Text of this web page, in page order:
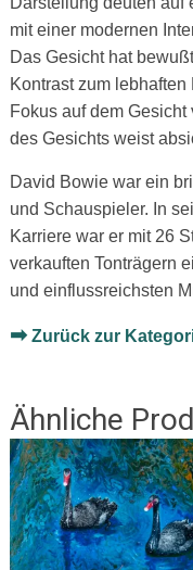
mit einer modernen
Das Gesicht hat
Kontrast zum
Fokus auf dem
des Gesichts weist
David Bowie war ein
und Schauspieler. In
Karriere war er mit 26
verkauften Tonträgern
und einflussreichsten
➡Zurück zur
Ähnliche